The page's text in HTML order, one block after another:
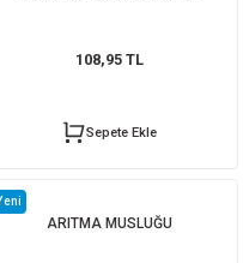
108,95 TL
Sepete Ekle
ARITMA MUSLUĞU